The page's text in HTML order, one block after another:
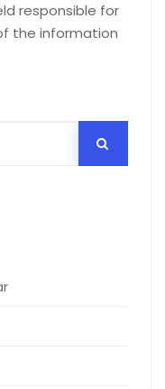
responsible for
the information